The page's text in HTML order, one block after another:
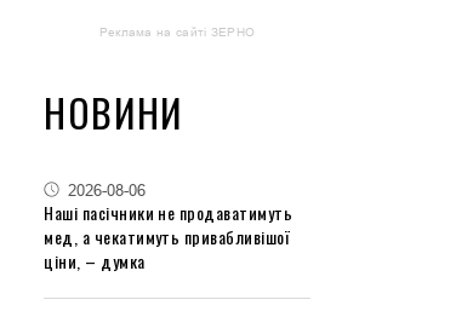
Реклама на сайті ЗЕРНО
НОВИНИ
2026-08-06
Наші пасічники не продаватимуть
мед, а чекатимуть привабливішої
ціни, – думка